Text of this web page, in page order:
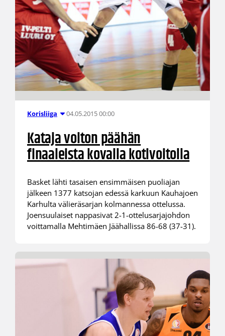
Korisliiga 04.05.2015 00:00
Kataja voiton päähän
finaaleista kovalla kotivoitolla
Basket lähti tasaisen ensimmäisen puoliajan
jälkeen 1377 katsojan edessä karkuun Kauhajoen
Karhulta välieräsarjan kolmannessa ottelussa.
Joensuulaiset nappasivat 2-1-ottelusarjajohdon
voittamalla Mehtimäen Jäähallissa 86-68 (37-31).